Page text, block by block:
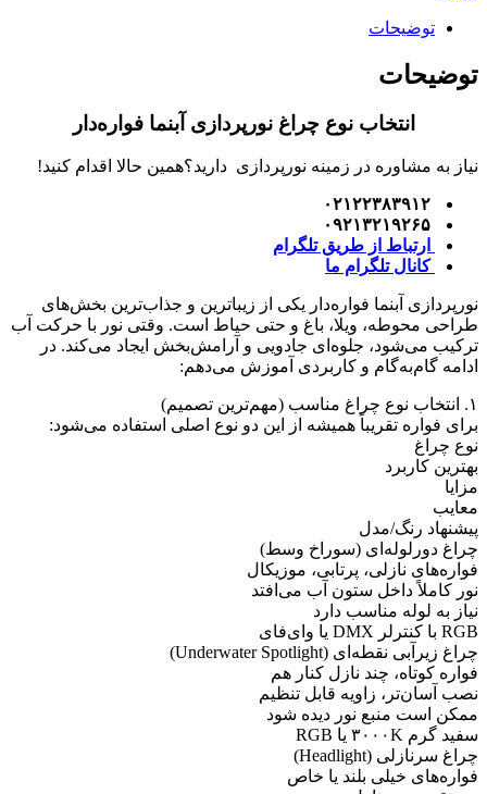
توضیحات
توضیحات
انتخاب نوع چراغ نورپردازی آبنما فواره‌دار
نیاز به مشاوره در زمینه نورپردازی دارید؟همین حالا اقدام کنید!
ارتباط از طریق تلگرام
کانال تلگرام ما
نورپردازی آبنما فواره‌دار یکی از زیباترین و جذاب‌ترین بخش‌های
طراحی محوطه، ویلا، باغ و حتی حیاط است. وقتی نور با حرکت آب
ترکیب می‌شود، جلوه‌ای جادویی و آرامش‌بخش ایجاد می‌کند. در
ادامه گام‌به‌گام و کاربردی آموزش می‌دهم:
۱. انتخاب نوع چراغ مناسب (مهم‌ترین تصمیم)
برای فواره تقریباً همیشه از این دو نوع اصلی استفاده می‌شود:
نوع چراغ
بهترین کاربرد
مزایا
معایب
پیشنهاد رنگ/مدل
چراغ دورلوله‌ای (سوراخ وسط)
فواره‌های نازلی، پرتابی، موزیکال
نور کاملاً داخل ستون آب می‌افتد
نیاز به لوله مناسب دارد
RGB با کنترلر DMX یا وای‌فای
چراغ زیرآبی نقطه‌ای (Underwater Spotlight)
فواره کوتاه، چند نازل کنار هم
نصب آسان‌تر، زاویه قابل تنظیم
ممکن است منبع نور دیده شود
سفید گرم ۳۰۰۰K یا RGB
چراغ سرنازلی (Headlight)
فواره‌های خیلی بلند یا خاص